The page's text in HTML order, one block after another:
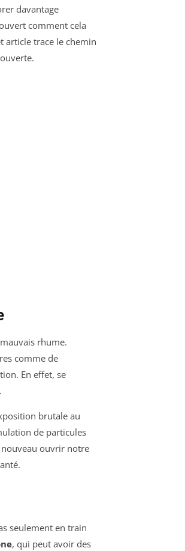
davantage
comment cela
article trace le chemin
rhume.
comme de
En effet, se
.
brutale au
de particules
nouveau ouvrir notre
seulement en train
, qui peut avoir des